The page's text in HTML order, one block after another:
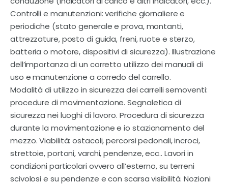
Controlli e manutenzioni: verifiche giornaliere e
periodiche (stato generale e prova, montanti,
attrezzature, posto di guida, freni, ruote e sterzo,
batteria o motore, dispositivi di sicurezza). Illustrazione
dell’importanza di un corretto utilizzo dei manuali di
uso e manutenzione a corredo del carrello.
Modalità di utilizzo in sicurezza dei carrelli semoventi:
procedure di movimentazione. Segnaletica di
sicurezza nei luoghi di lavoro. Procedura di sicurezza
durante la movimentazione e io stazionamento del
mezzo. Viabilità: ostacoli, percorsi pedonali, incroci,
strettoie, portoni, varchi, pendenze, ecc.. Lavori in
condizioni particolari ovvero all’esterno, su terreni
scivolosi e su pendenze e con scarsa visibilità. Nozioni